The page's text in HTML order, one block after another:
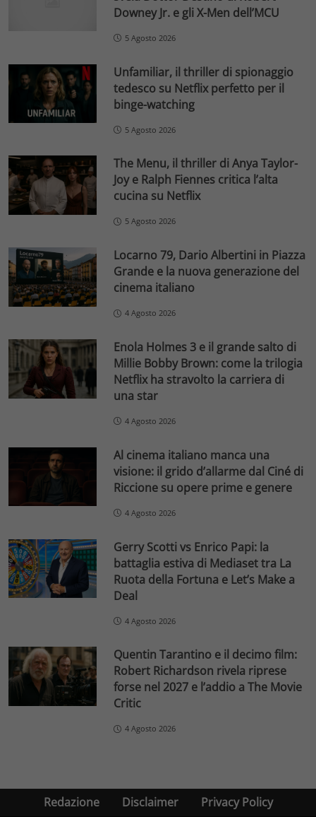
Downey Jr. e gli X-Men dell’MCU
5 Agosto 2026
Unfamiliar, il thriller di spionaggio
tedesco su Netflix perfetto per il
binge-watching
5 Agosto 2026
The Menu, il thriller di Anya Taylor-
Joy e Ralph Fiennes critica l’alta
cucina su Netflix
5 Agosto 2026
Locarno 79, Dario Albertini in Piazza
Grande e la nuova generazione del
cinema italiano
4 Agosto 2026
Enola Holmes 3 e il grande salto di
Millie Bobby Brown: come la trilogia
Netflix ha stravolto la carriera di
una star
4 Agosto 2026
Al cinema italiano manca una
visione: il grido d’allarme dal Ciné di
Riccione su opere prime e genere
4 Agosto 2026
Gerry Scotti vs Enrico Papi: la
battaglia estiva di Mediaset tra La
Ruota della Fortuna e Let’s Make a
Deal
4 Agosto 2026
Quentin Tarantino e il decimo film:
Robert Richardson rivela riprese
forse nel 2027 e l’addio a The Movie
Critic
4 Agosto 2026
Redazione Disclaimer Privacy Policy